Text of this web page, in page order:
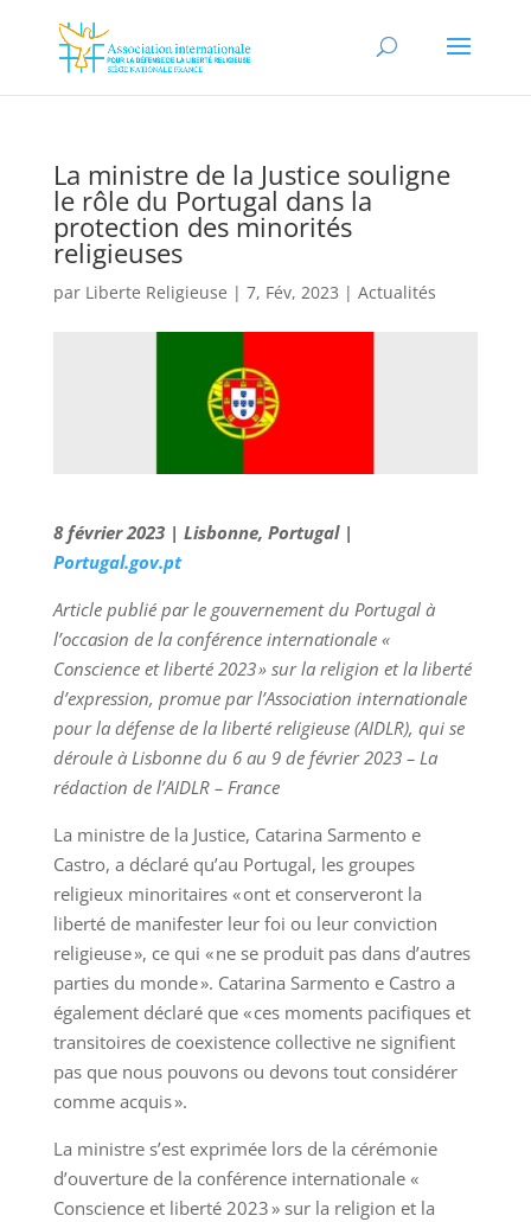
La ministre de la Justice souligne
le rôle du Portugal dans la
protection des minorités
religieuses
par Liberte Religieuse | 7, Fév, 2023 | Actualités
8 février 2023 | Lisbonne, Portugal |
Portugal.gov.pt
Article publié par le gouvernement du Portugal à
l’occasion de la conférence internationale «
Conscience et liberté 2023 » sur la religion et la liberté
d’expression, promue par l’Association internationale
pour la défense de la liberté religieuse (AIDLR), qui se
déroule à Lisbonne du 6 au 9 de février 2023 – La
rédaction de l’AIDLR – France
La ministre de la Justice, Catarina Sarmento e
Castro, a déclaré qu’au Portugal, les groupes
religieux minoritaires « ont et conserveront la
liberté de manifester leur foi ou leur conviction
religieuse », ce qui « ne se produit pas dans d’autres
parties du monde ». Catarina Sarmento e Castro a
également déclaré que « ces moments pacifiques et
transitoires de coexistence collective ne signifient
pas que nous pouvons ou devons tout considérer
comme acquis ».
La ministre s’est exprimée lors de la cérémonie
d’ouverture de la conférence internationale «
Conscience et liberté 2023 » sur la religion et la